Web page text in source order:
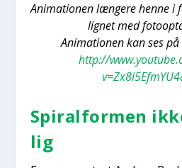
Ani­ma­tio­nen læn­ge­re hen­ne
lig­net med
Ani­ma­tio­nen kan ses
http://
Spiral­for­men
lig